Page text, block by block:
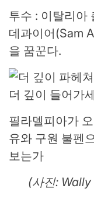
투수 : 이탈리아
데과이어(Sam
을 꿈꾼다.
더 깊이 들어가
필라델피아가
유와 구원 불펜
보는가
(사진: